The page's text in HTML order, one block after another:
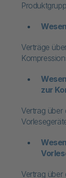
Verträge
zur
Vertrag über
Vertrag über